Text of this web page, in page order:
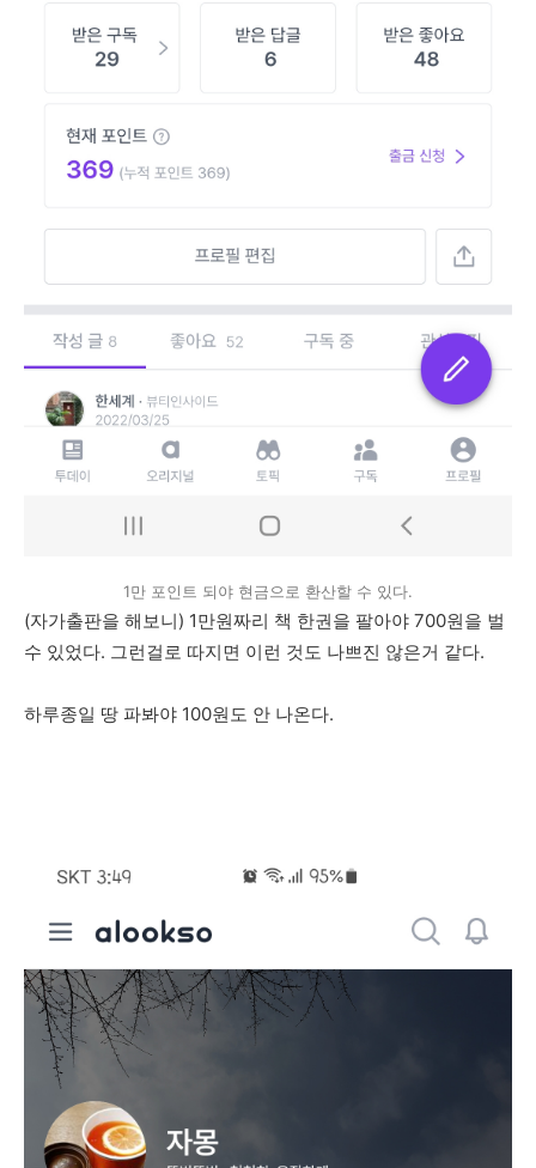
1만 포인트 되야 현금으로 환산할 수 있다.
(자가출판을 해보니) 1만원짜리 책 한권을 팔아야 700원을 벌
수 있었다. 그런걸로 따지면 이런 것도 나쁘진 않은거 같다.
하루종일 땅 파봐야 100원도 안 나온다.